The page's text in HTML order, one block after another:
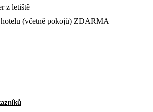
z letiště
(včetně pokojů) ZDARMA